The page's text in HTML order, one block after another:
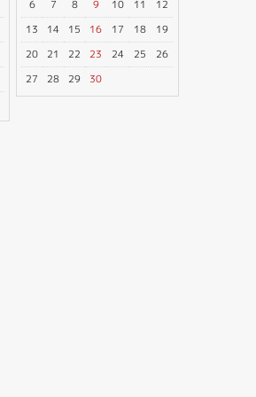
6
7 8 9 10 11
12
13
14 15 16 17 18
19
20
21 22 23 24 25
26
27
28 29 30